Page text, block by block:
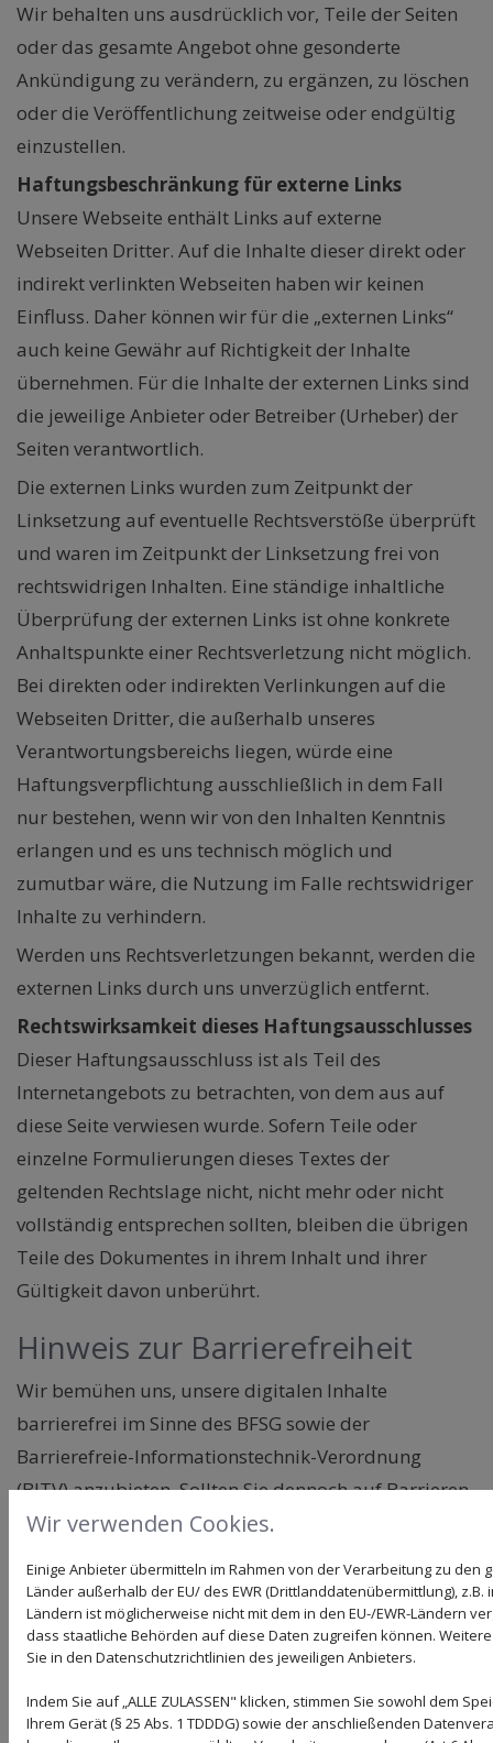
Wir behalten uns ausdrücklich vor, Teile der Seiten
oder das gesamte Angebot ohne gesonderte
Ankündigung zu verändern, zu ergänzen, zu löschen
oder die Veröffentlichung zeitweise oder endgültig
einzustellen.
Haftungsbeschränkung für externe Links
Unsere Webseite enthält Links auf externe
Webseiten Dritter. Auf die Inhalte dieser direkt oder
indirekt verlinkten Webseiten haben wir keinen
Einfluss. Daher können wir für die „externen Links“
auch keine Gewähr auf Richtigkeit der Inhalte
übernehmen. Für die Inhalte der externen Links sind
die jeweilige Anbieter oder Betreiber (Urheber) der
Seiten verantwortlich.
Die externen Links wurden zum Zeitpunkt der
Linksetzung auf eventuelle Rechtsverstöße überprüft
und waren im Zeitpunkt der Linksetzung frei von
rechtswidrigen Inhalten. Eine ständige inhaltliche
Überprüfung der externen Links ist ohne konkrete
Anhaltspunkte einer Rechtsverletzung nicht möglich.
Bei direkten oder indirekten Verlinkungen auf die
Webseiten Dritter, die außerhalb unseres
Verantwortungsbereichs liegen, würde eine
Haftungsverpflichtung ausschließlich in dem Fall
nur bestehen, wenn wir von den Inhalten Kenntnis
erlangen und es uns technisch möglich und
zumutbar wäre, die Nutzung im Falle rechtswidriger
Inhalte zu verhindern.
Werden uns Rechtsverletzungen bekannt, werden die
externen Links durch uns unverzüglich entfernt.
Rechtswirksamkeit dieses Haftungsausschlusses
Dieser Haftungsausschluss ist als Teil des
Internetangebots zu betrachten, von dem aus auf
diese Seite verwiesen wurde. Sofern Teile oder
einzelne Formulierungen dieses Textes der
geltenden Rechtslage nicht, nicht mehr oder nicht
vollständig entsprechen sollten, bleiben die übrigen
Teile des Dokumentes in ihrem Inhalt und ihrer
Gültigkeit davon unberührt.
Hinweis zur Barrierefreiheit
Wir bemühen uns, unsere digitalen Inhalte
barrierefrei im Sinne des BFSG sowie der
Barrierefreie-Informationstechnik-Verordnung
(BITV) anzubieten. Sollten Sie dennoch auf Barrieren
stoßen, wenden Sie sich bitte an info@brandhorst-
Bildnachweise: www.stock.adobe.com
#194272047 - © deagreez
Wir verwenden Cookies.
Einige Anbieter übermitteln im Rahmen von der Verarbeitung zu den
Länder außerhalb der EU/ des EWR (Drittlanddatenübermittlung),
Ländern ist möglicherweise nicht mit dem in den EU-/EWR-Ländern
dass staatliche Behörden auf diese Daten zugreifen können.
Sie in den Datenschutzrichtlinien des jeweiligen Anbieters.
Indem Sie auf „ALLE ZULASSEN" klicken, stimmen Sie sowohl dem
Ihrem Gerät (§ 25 Abs. 1 TDDDG) sowie der anschließenden